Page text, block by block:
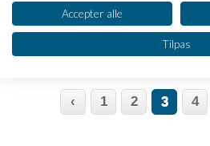
det jo godt: Giver
mere
‹ 1 2 3 4
Se partnerliste (2 IAB-leverandører)
Vi bruger dine data til følgende formål:
IAB's behandlingsformål:
Accepter alle
Tilpas